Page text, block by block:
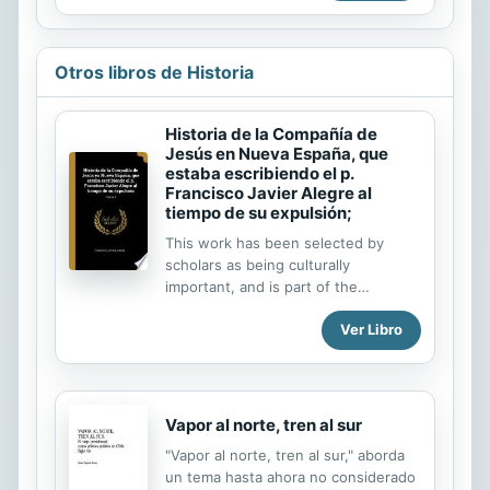
interpretaciones teóricas, con el fin
de construir una...
de lo territorial se intuye en las
diferentes perspectivas de
polisemia como las tensiones detrás
de conceptos tales como espacio,
los investigadores y cientistas
sociales que escriben este volumen,
asumen el debate centro-periferia
entendiendo que la particular mirada
integración...
Otros libros de Historia
Historia de la Compañía de
Jesús en Nueva España, que
estaba escribiendo el p.
Francisco Javier Alegre al
tiempo de su expulsión;
This work has been selected by
scholars as being culturally
important, and is part of the
knowledge base of civilization as we
know it. This work was reproduced
from the original artifact, and
as possible. Therefore, you will see
the original copyright references,
library stamps (as most of these
works have been housed in our most
important libraries around the world),
Ver Libro
Vapor al norte, tren al sur
"Vapor al norte, tren al sur," aborda
un tema hasta ahora no considerado